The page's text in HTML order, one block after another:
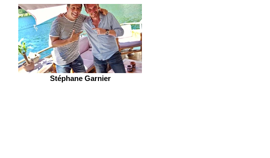
Stéphane Garnier